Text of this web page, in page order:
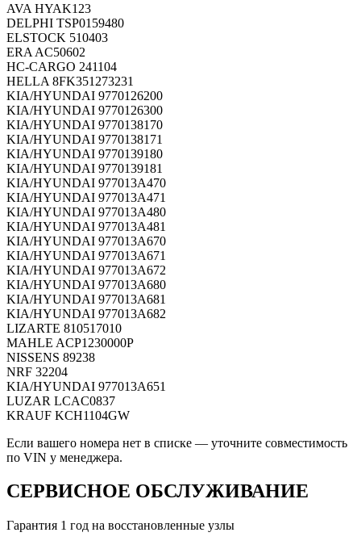
AVA HYAK123
DELPHI TSP0159480
ELSTOCK 510403
ERA AC50602
HC-CARGO 241104
HELLA 8FK351273231
KIA/HYUNDAI 9770126200
KIA/HYUNDAI 9770126300
KIA/HYUNDAI 9770138170
KIA/HYUNDAI 9770138171
KIA/HYUNDAI 9770139180
KIA/HYUNDAI 9770139181
KIA/HYUNDAI 977013A470
KIA/HYUNDAI 977013A471
KIA/HYUNDAI 977013A480
KIA/HYUNDAI 977013A481
KIA/HYUNDAI 977013A670
KIA/HYUNDAI 977013A671
KIA/HYUNDAI 977013A672
KIA/HYUNDAI 977013A680
KIA/HYUNDAI 977013A681
KIA/HYUNDAI 977013A682
LIZARTE 810517010
MAHLE ACP1230000P
NISSENS 89238
NRF 32204
KIA/HYUNDAI 977013A651
LUZAR LCAC0837
KRAUF KCH1104GW
Если вашего номера нет в списке — уточните совместимость
по VIN у менеджера.
СЕРВИСНОЕ ОБСЛУЖИВАНИЕ
Гарантия 1 год на восстановленные узлы